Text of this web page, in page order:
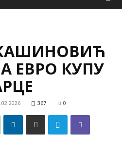
ЕВРО КУПУ
367 0